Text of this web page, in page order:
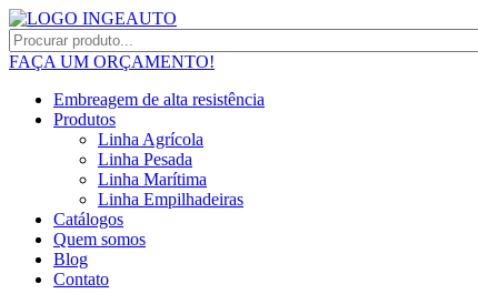
FAÇA UM ORÇAMENTO!
Embreagem de alta resistência
Produtos
Linha Agrícola
Linha Pesada
Linha Marítima
Linha Empilhadeiras
Catálogos
Quem somos
Blog
Contato